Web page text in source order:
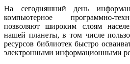
На сегодняшний день
компьютерное программно-
позволяют широким слоям
нашей планеты, в том числе
ресурсов библиотек быстро
электронными информационными